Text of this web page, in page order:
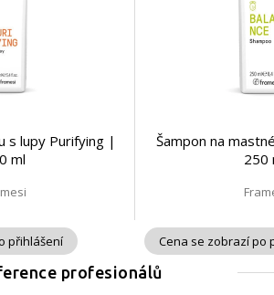
s lupy Purifying |
ml
přihlášení
Šampon na
250
Cena se zobrazí po
profesionálů